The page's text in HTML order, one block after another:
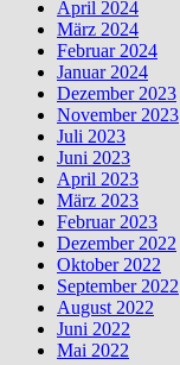
April 2024
März 2024
Februar 2024
Januar 2024
Dezember 2023
November 2023
Juli 2023
Juni 2023
April 2023
März 2023
Februar 2023
Dezember 2022
Oktober 2022
September 2022
August 2022
Juni 2022
Mai 2022